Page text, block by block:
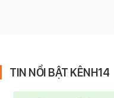
TIN NỔI BẬT KÊNH14